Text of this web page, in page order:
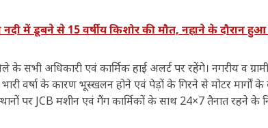
में डूबने से 15 वर्षीय किशोर की मौत, नहाने के दौरान हुआ
के सभी अधिकारी एवं कार्मिक हाई अलर्ट पर रहेंगे। नगरीय व
वर्षा के कारण भूस्खलन होने एवं पेड़ों के गिरने से मोटर मार्गों
पर JCB मशीन एवं गैंग कार्मिकों के साथ 24×7 तैनात रहने के